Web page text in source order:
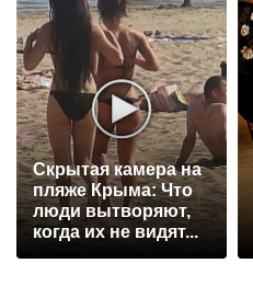
Скрытая камера на
пляже Крыма: Что
люди вытворяют,
когда их не видят...